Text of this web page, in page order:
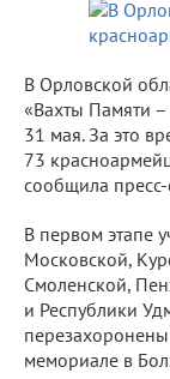
В Орловской
«Вахты Памяти
31 мая. За это
73
сообщила
В первом этапе
Московской,
Смоленской,
и Республики
мемориале в